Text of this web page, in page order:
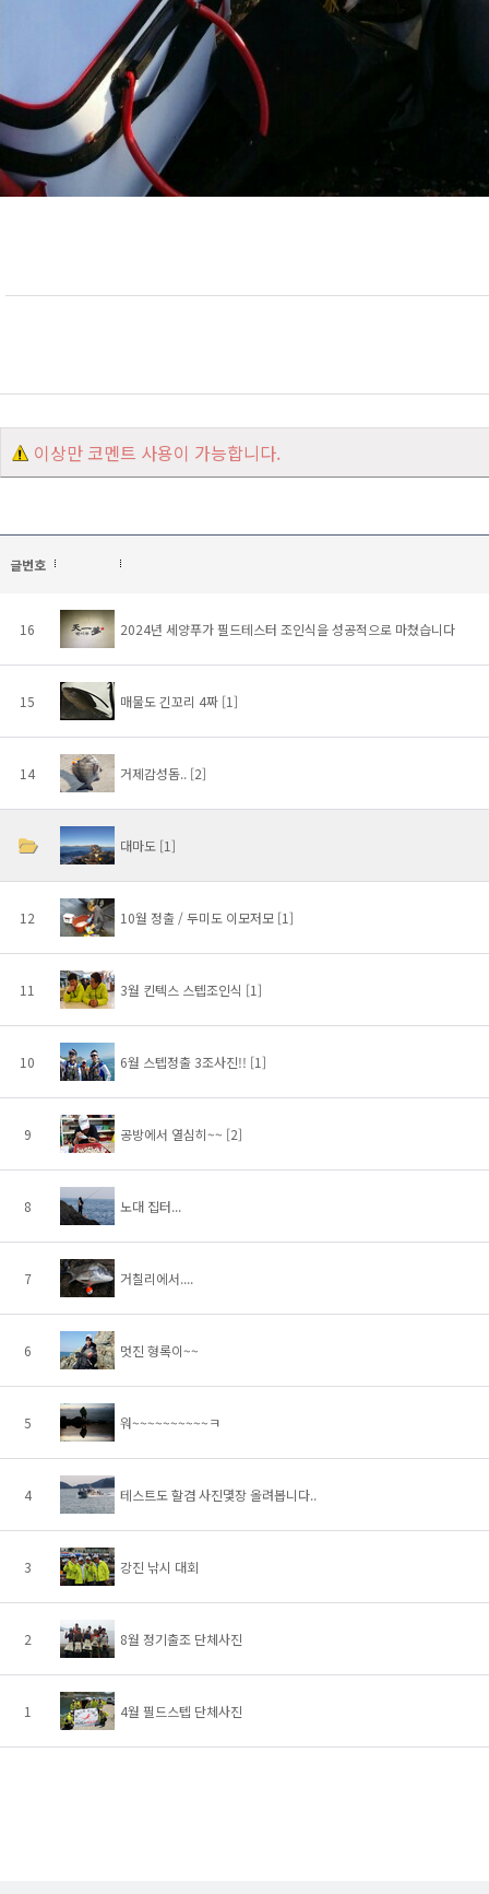
이상만 코멘트 사용이 가능합니다.
글번호
16 2024년 세양푸가 필드테스터 조인식을 성공적으로 마쳤습니다
15 매물도 긴꼬리 4짜 [1]
14 거제감성돔.. [2]
대마도 [1]
12 10월 정출 / 두미도 이모저모 [1]
11 3월 킨텍스 스텝조인식 [1]
10 6월 스텝정출 3조사진!! [1]
9 공방에서 열심히~~ [2]
8 노대 집터...
7 거칠리에서....
6 멋진 형록이~~
5 워~~~~~~~~~~ㅋ
4 테스트도 할겸 사진몇장 올려봅니다..
3 강진 낚시 대회
2 8월 정기출조 단체사진
1 4월 필드스텝 단체사진